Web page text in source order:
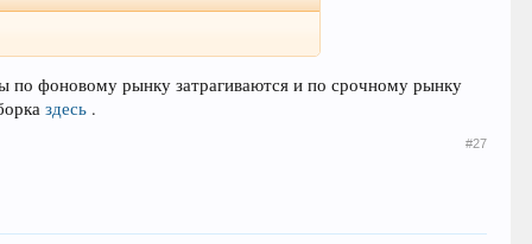
фоновому рынку затрагиваются и по срочному рынку
здесь .
#27